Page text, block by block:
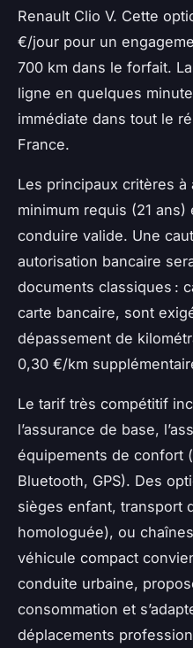
Renault Clio V. Cette
€/jour pour un
700 km dans le forfait.
ligne en quelques
immédiate dans tout le
France.
Les principaux critères à
minimum requis (21
conduire valide. Une
autorisation bancaire
documents classiques :
carte bancaire, sont
dépassement de
0,30 €/km
Le tarif très compétitif
l’assurance de base,
équipements de confort
Bluetooth, GPS). Des
sièges enfant, transport
homologuée), ou
véhicule compact
conduite urbaine,
consommation et
déplacements